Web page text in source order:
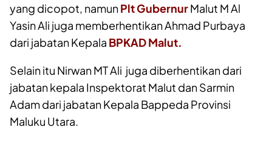
yang dicopot, namunPlt GubernurMalut M Al
Yasin Ali juga memberhentikan Ahmad Purbaya
dari jabatan Kepala BPKAD Malut.
Selain itu Nirwan MT Ali juga diberhentikan dari
jabatan kepala Inspektorat Malut dan Sarmin
Adam dari jabatan Kepala Bappeda Provinsi
Maluku Utara.